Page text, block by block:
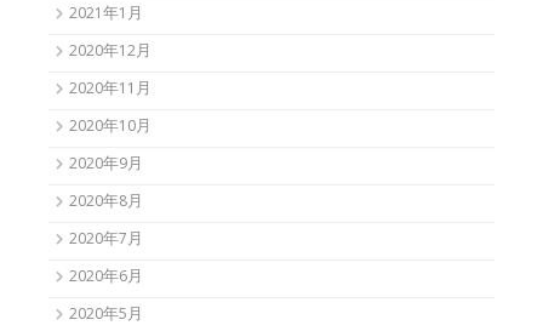
2021年1月
2020年12月
2020年11月
2020年10月
2020年9月
2020年8月
2020年7月
2020年6月
2020年5月